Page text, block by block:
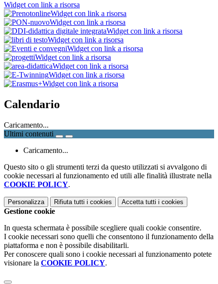
Widget con link a risorsa
Widget con link a risorsa
Widget con link a risorsa
Widget con link a risorsa
Widget con link a risorsa
Widget con link a risorsa
Widget con link a risorsa
Widget con link a risorsa
Widget con link a risorsa
Widget con link a risorsa
Calendario
Caricamento...
Ultimi contenuti
Caricamento...
Questo sito o gli strumenti terzi da questo utilizzati si avvalgono di
cookie necessari al funzionamento ed utili alle finalità illustrate nella
COOKIE POLICY.
Personalizza Rifiuta tutti i cookies Accetta tutti i cookies
Gestione cookie
In questa schermata è possibile scegliere quali cookie consentire.
I cookie necessari sono quelli che consentono il funzionamento della
piattaforma e non è possibile disabilitarli.
Per conoscere quali sono i cookie necessari al funzionamento potete
visionare la COOKIE POLICY.